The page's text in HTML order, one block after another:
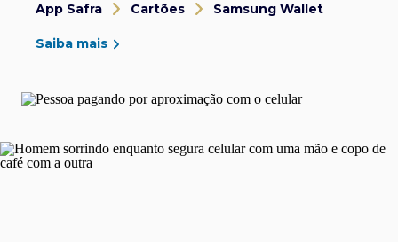
App Safra Cartões Samsung Wallet
Saiba mais